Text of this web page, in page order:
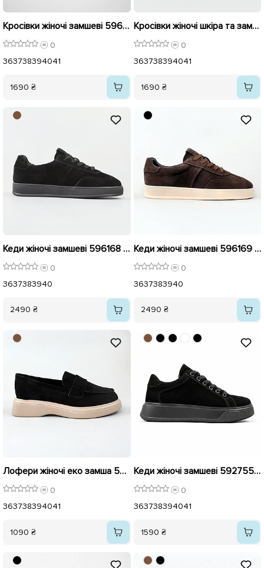
Кросівки жіночі замшеві 596121 Чорні
0
363738394041
1690 ₴
Кросівки жіночі шкіра та замш 596136 Чорні
0
363738394041
1690 ₴
Кеди жіночі замшеві 596168 Чорні
0
3637383940
2490 ₴
Кеди жіночі замшеві 596169 Коричневі
0
3637383940
2490 ₴
Лофери жіночі еко замша 596143 Чорні
0
363738394041
1090 ₴
Кеди жіночі замшеві 592755 Чорні
0
363738394041
1590 ₴